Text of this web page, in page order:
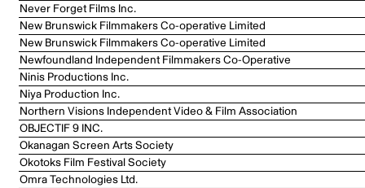
Never Forget Films Inc.
New Brunswick Filmmakers Co-operative Limited
New Brunswick Filmmakers Co-operative Limited
Newfoundland Independent Filmmakers Co-Operative
Ninis Productions Inc.
Niya Production Inc.
Northern Visions Independent Video & Film Association
OBJECTIF 9 INC.
Okanagan Screen Arts Society
Okotoks Film Festival Society
Omra Technologies Ltd.